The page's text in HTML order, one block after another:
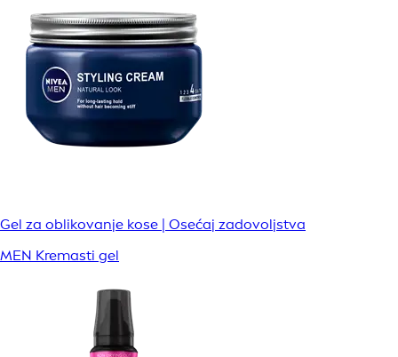
Gel za oblikovanje kose | Osećaj zadovoljstva
MEN Kremasti gel